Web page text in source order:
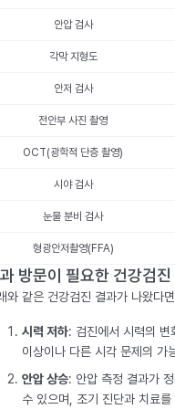
안압 검사
각막 지형도
안저 검사
전안부 사진 촬영
OCT(광학적 단층 촬영)
시야 검사
눈물 분비 검사
형광안저촬영(FFA)
방문이 필요한 건강검진
와 같은 건강검진 결과가 나왔다
시력 저하: 검진에서 시력의
이상이나 다른 시각 문제의 가
안압 상승: 안압 측정 결과가
수 있으며, 조기 진단과 치료